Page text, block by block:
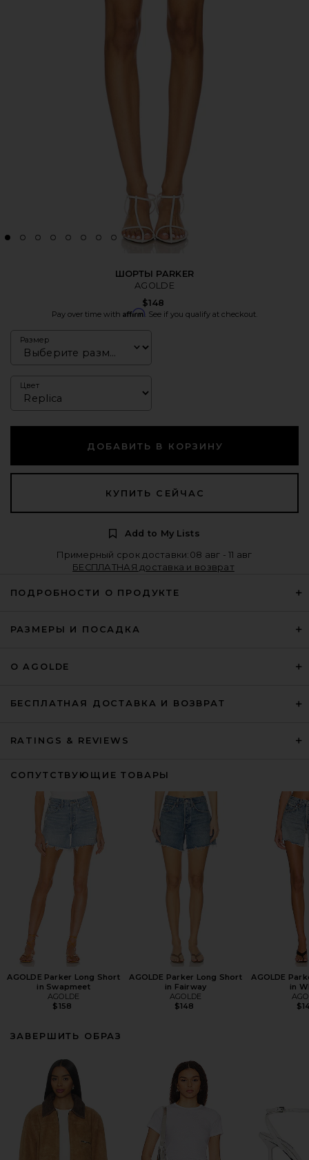
ШОРТЫ PARKER
AGOLDE
$148
Pay over time with Affirm . See if you qualify at checkout.
Размер
Цвет
ДОБАВИТЬ В КОРЗИНУ
КУПИТЬ СЕЙЧАС
Add to My Lists
Примерный срок доставки:08 авг - 11 авг
БЕСПЛАТНАЯ доставка и возврат
ПОДРОБНОСТИ О ПРОДУКТЕ
РАЗМЕРЫ И ПОСАДКА
О AGOLDE
БЕСПЛАТНАЯ ДОСТАВКА И ВОЗВРАТ
RATINGS & REVIEWS
СОПУТСТВУЮЩИЕ ТОВАРЫ
AGOLDE Parker Long Short
in Swapmeet
AGOLDE
$158
AGOLDE Parker Long Short
in Fairway
AGOLDE
$148
AGOLDE
in
ЗАВЕРШИТЬ ОБРАЗ